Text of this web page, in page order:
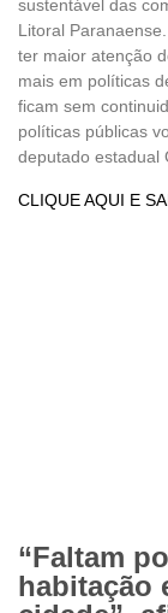
sustentável das
Litoral
ter maior atenção
mais em políticas
ficam sem
políticas públicas
deputado estadual
CLIQUE AQUI E
“Faltam
habitação